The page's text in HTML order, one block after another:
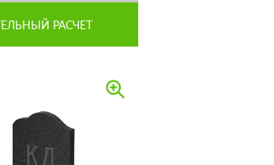
РАСЧЕТ